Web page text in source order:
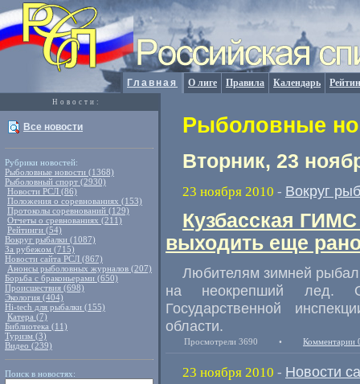
Главная О лиге Правила Календарь
Новости:
Все новости
Рубрики новостей:
Рыболовные новости (1368)
Рыболовный спорт (2930)
Новости РСЛ (86)
Положения о соревнованиях (153)
Протоколы соревнований (129)
Отчеты о сревнованиях (211)
Рейтинги (54)
Вокруг рыбалки (1087)
За рубежом (715)
Новости сайта РСЛ (867)
Анонсы рыболовных журналов (207)
Борьба с браконьерами (650)
Происшествия (698)
Экология (404)
Hi-tech для рыбалки (155)
Катера (7)
Библиотека (11)
Туризм (3)
Видео (239)
Поиск в новостях:
Рыболовные
Вторник, 23
23 ноября 2010 - Вокруг
Кузбасская
выходить еще
Любителям зимней
на неокрепший лед.
Государственной
области.
Просмотрели 3690 • Комментарии
23 ноября 2010 - Новости